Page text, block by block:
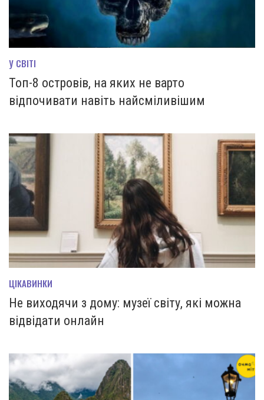
У СВІТІ
Топ-8 островів, на яких не варто
відпочивати навіть найсміливішим
ЦІКАВИНКИ
Не виходячи з дому: музеї світу, які можна
відвідати онлайн